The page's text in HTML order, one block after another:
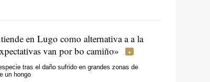
en Lugo como alternativa a a la
van por bo camiño»
tras el daño sufrido en grandes zonas de
un hongo